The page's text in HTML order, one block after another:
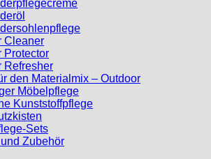
Cleaner
Protector
Refresher
den Materialmix – Outdoor
Möbelpflege
Kunststoffpflege
Sets
Zubehör